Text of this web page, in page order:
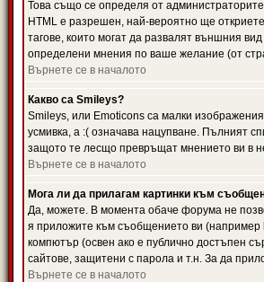
Това също се определя от
HTML е разрешен, най-вероятно ще
тагове, които могат да развалят външния
определени мнения по ваше желание (от
Върнете се в началото
Какво са Smileys?
Smileys, или Emoticons са малки
усмивка, а :( означава нацупване. Пълният
защото те лесщо превръщат мнението ви в
Върнете се в началото
Мога ли да прилагам картинки към
Да, можете. В момента обаче форума не
я приложите към съобщението ви (например
компютър (освен ако е публично достъпен
сайтове, защитени с парола и т.н. За да
Върнете се в началото